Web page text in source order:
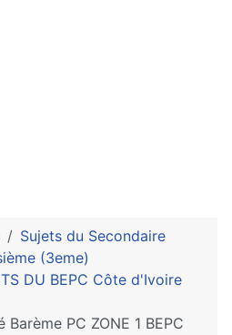
Sujets du Secondaire
(3eme)
DU BEPC Côte d'Ivoire
PC ZONE 1 BEPC